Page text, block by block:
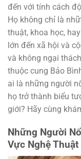
đến với tính cách
Họ không chỉ là
thuật, khoa học,
lớn đến xã hội và
và không ngại
thuộc cung Bảo
ai là những người
họ trở thành biểu
giới? Hãy cùng
Những Người
Vực Nghệ Thuật